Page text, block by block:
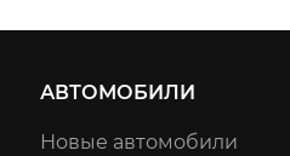
АВТОМОБИЛИ
Новые автомобили